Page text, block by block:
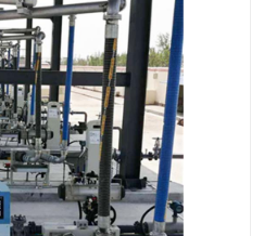
活动梯
卸车鹤管
输油臂
火车鹤管